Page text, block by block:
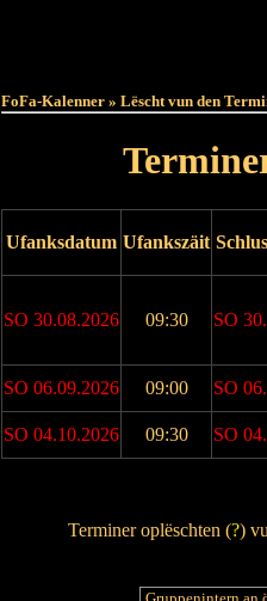
FoFa-Kalenner » Lëscht vun den
Ufanksdatum Ufankszäit
SO 30.08.2026 09:30 SO
SO 06.09.2026 09:00 SO
SO 04.10.2026 09:30 SO
Terminer oplëschten (?)